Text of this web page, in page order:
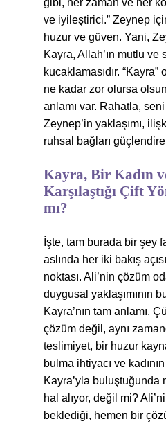
gibi, her zaman ve her
ve iyileştirici.” Zeynep
huzur ve güven. Yani,
Kayra, Allah’ın mutlu ve
kucaklamasıdır. “Kayra”
ne kadar zor olursa
anlamı var. Rahatla,
Zeynep’in yaklaşımı,
ruhsal bağları
Kayra, Bir Kadın
Karşılaştığı Çift
mı?
İşte, tam burada bir şey
aslında her iki bakış
noktası. Ali’nin çözüm
duygusal yaklaşımının
Kayra’nın tam anlamı.
çözüm değil, aynı
teslimiyet, bir huzur
bulma ihtiyacı ve
Kayra’yla buluştuğunda
hal alıyor, değil mi?
beklediği, hemen bir